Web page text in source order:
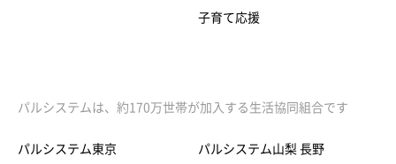
子育て応援
パルシステムは、約170万世帯が加入する生活協同組合です
パルシステム東京 パルシステム山梨 長野